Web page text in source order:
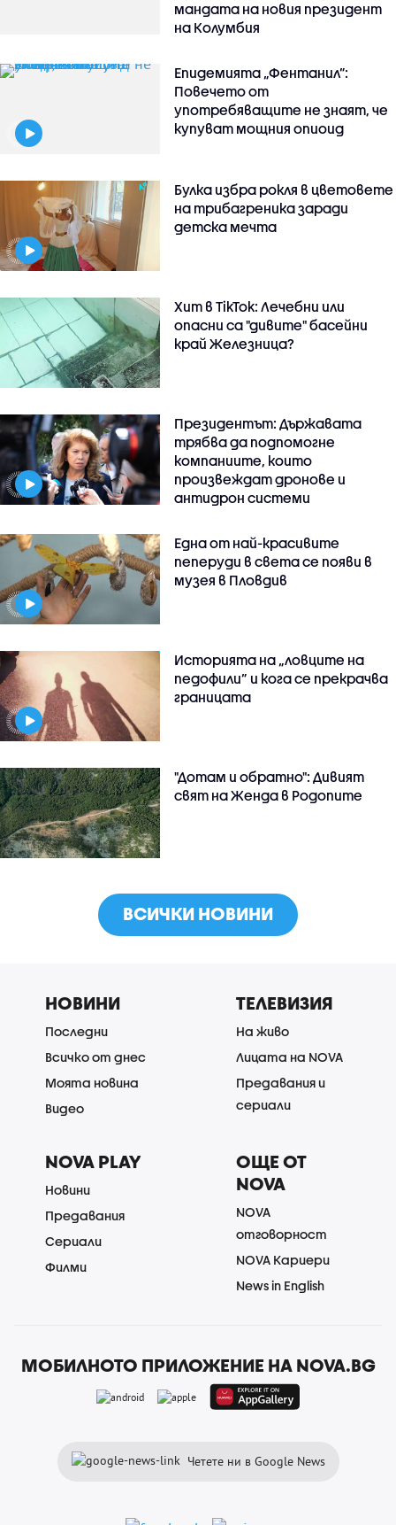
мандата на новия президент
на Колумбия
Епидемията „Фентанил”:
Повечето от
употребяващите не знаят, че
купуват мощния опиоид
Булка избра рокля в цветовете
на трибагреника заради
детска мечта
Хит в TikTok: Лечебни или
опасни са "дивите" басейни
край Железница?
Президентът: Държавата
трябва да подпомогне
компаниите, които
произвеждат дронове и
антидрон системи
Една от най-красивите
пеперуди в света се появи в
музея в Пловдив
Историята на „ловците на
педофили” и кога се прекрачва
границата
"Дотам и обратно": Дивият
свят на Женда в Родопите
ВСИЧКИ НОВИНИ
НОВИНИ
Последни
Всичко от днес
Моята новина
Видео
ТЕЛЕВИЗИЯ
На живо
Лицата на NOVA
Предавания и
сериали
NOVA PLAY
Новини
Предавания
Сериали
Филми
ОЩЕ ОТ
NOVA
NOVA
отговорност
NOVA Кариери
News in English
МОБИЛНОТО ПРИЛОЖЕНИЕ НА NOVA.BG
Четете ни в Google News